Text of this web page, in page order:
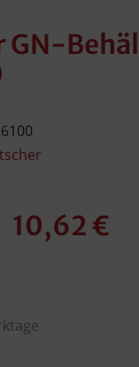
GN-
10,62€